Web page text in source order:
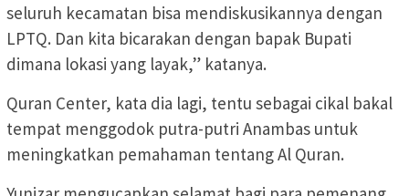
seluruh kecamatan bisa mendiskusikannya dengan
LPTQ. Dan kita bicarakan dengan bapak Bupati
dimana lokasi yang layak,” katanya.
Quran Center, kata dia lagi, tentu sebagai cikal bakal
tempat menggodok putra-putri Anambas untuk
meningkatkan pemahaman tentang Al Quran.